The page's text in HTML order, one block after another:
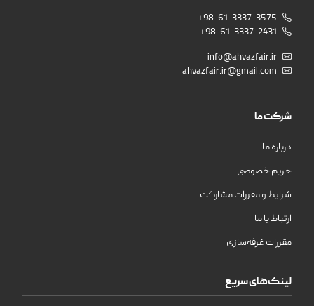
+98-61-3337-3575
+98-61-3337-2431
info@ahvazfair.ir
ahvazfair.ir@gmail.com
شرکت ما
درباره ما
حریم خصوصی
شرایط و مقررات مشارکت
ارتباط با ما
مقررات غرفه‌سازی
لینک‌های سریع